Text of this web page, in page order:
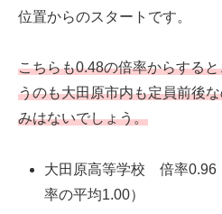
位置からのスタートです。
こちらも0.48の倍率からする
うのも大田原市内も定員前後
みはないでしょう。
大田原高等学校 倍率
率の平均1.00）